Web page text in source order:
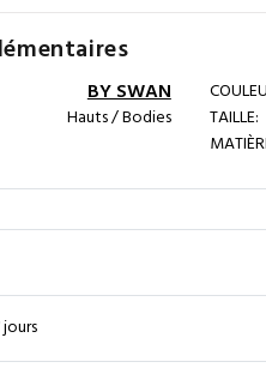
BY SWAN
Hauts / Bodies
TAILLE: